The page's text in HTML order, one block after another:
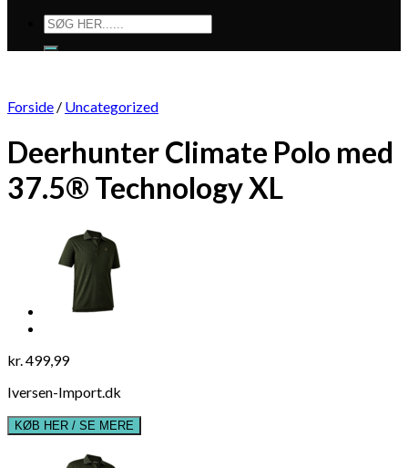
Søg
efter:
Forside / Uncategorized
Deerhunter Climate Polo med
37.5® Technology XL
kr.499,99
Iversen-Import.dk
KØB HER / SE MERE